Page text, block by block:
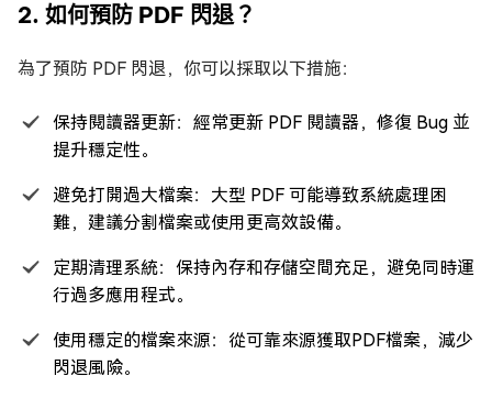
2. 如何預防 PDF 閃退？
為了預防 PDF 閃退，你可以採取以下措施：
保持閱讀器更新：經常更新 PDF 閱讀器，修復 Bug 並
提升穩定性。
避免打開過大檔案：大型 PDF 可能導致系統處理困
難，建議分割檔案或使用更高效設備。
定期清理系統：保持內存和存儲空間充足，避免同時運
行過多應用程式。
使用穩定的檔案來源：從可靠來源獲取PDF檔案，減少
閃退風險。